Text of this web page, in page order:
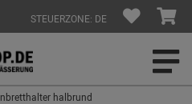
STEUERZONE: DE
halbrund